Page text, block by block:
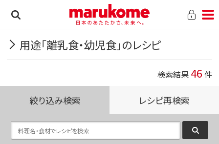
用途「離乳食・幼児食」のレシピ
検索結果 46 件
絞り込み検索 レシピ再検索